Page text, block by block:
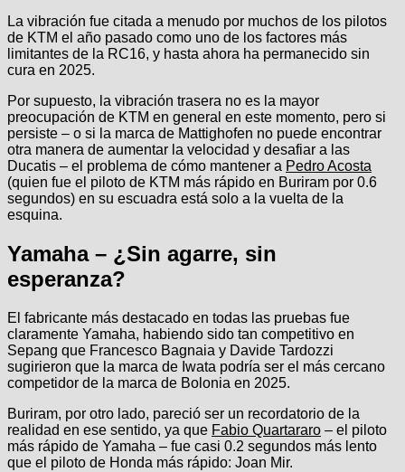
La vibración fue citada a menudo por muchos de los pilotos
de KTM el año pasado como uno de los factores más
limitantes de la RC16, y hasta ahora ha permanecido sin
cura en 2025.
Por supuesto, la vibración trasera no es la mayor
preocupación de KTM en general en este momento, pero si
persiste – o si la marca de Mattighofen no puede encontrar
otra manera de aumentar la velocidad y desafiar a las
Ducatis – el problema de cómo mantener a Pedro Acosta
(quien fue el piloto de KTM más rápido en Buriram por 0.6
segundos) en su escuadra está solo a la vuelta de la
esquina.
Yamaha – ¿Sin agarre, sin
esperanza?
El fabricante más destacado en todas las pruebas fue
claramente Yamaha, habiendo sido tan competitivo en
Sepang que Francesco Bagnaia y Davide Tardozzi
sugirieron que la marca de Iwata podría ser el más cercano
competidor de la marca de Bolonia en 2025.
Buriram, por otro lado, pareció ser un recordatorio de la
realidad en ese sentido, ya que Fabio Quartararo – el piloto
más rápido de Yamaha – fue casi 0.2 segundos más lento
que el piloto de Honda más rápido: Joan Mir.